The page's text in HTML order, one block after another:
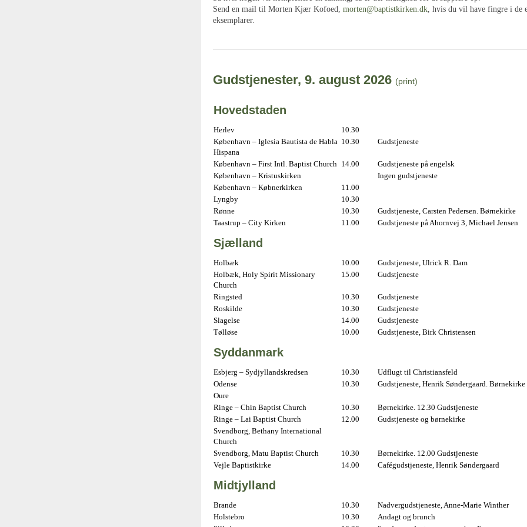
Send en mail til Morten Kjær Kofoed, morten@baptistkirken.dk, hvis du vil have fingre i de
eksemplarer.
Gudstjenester, 9. august 2026 (print)
Hovedstaden
Herlev
10.30
København – Iglesia Bautista de Habla
Hispana
10.30 Gudstjeneste
København – First Intl. Baptist Church 14.00
Gudstjeneste på engelsk
København – Kristuskirken
Ingen gudstjeneste
København – Købnerkirken
11.00
Lyngby
10.30
Rønne
10.30
Gudstjeneste, Carsten Pedersen. Børnekirke
Taastrup – City Kirken
11.00 Gudstjeneste på Ahornvej 3, Michael Jensen
Sjælland
Holbæk 10.00
Gudstjeneste, Ulrick R. Dam
Holbæk, Holy Spirit Missionary
Church
15.00 Gudstjeneste
Ringsted 10.30
Gudstjeneste
Roskilde
10.30
Gudstjeneste
Slagelse
14.00
Gudstjeneste
Tølløse
10.00 Gudstjeneste, Birk Christensen
Syddanmark
Esbjerg – Sydjyllandskredsen 10.30
Udflugt til Christiansfeld
Odense
10.30
Gudstjeneste, Henrik Søndergaard. Børnekirke
Oure
Ringe – Chin Baptist Church
10.30
Børnekirke. 12.30 Gudstjeneste
Ringe – Lai Baptist Church
12.00
Gudstjeneste og børnekirke
Svendborg, Bethany International
Church
Svendborg, Matu Baptist Church
10.30
Børnekirke. 12.00 Gudstjeneste
Vejle Baptistkirke
14.00 Cafégudstjeneste, Henrik Søndergaard
Midtjylland
Brande 10.30
Nadvergudstjeneste, Anne-Marie Winther
Holstebro
10.30
Andagt og brunch